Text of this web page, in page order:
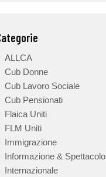
ALLCA
Cub Donne
Cub Lavoro Sociale
Cub Pensionati
Flaica Uniti
FLM Uniti
Immigrazione
Informazione & Spettacolo
Internazionale